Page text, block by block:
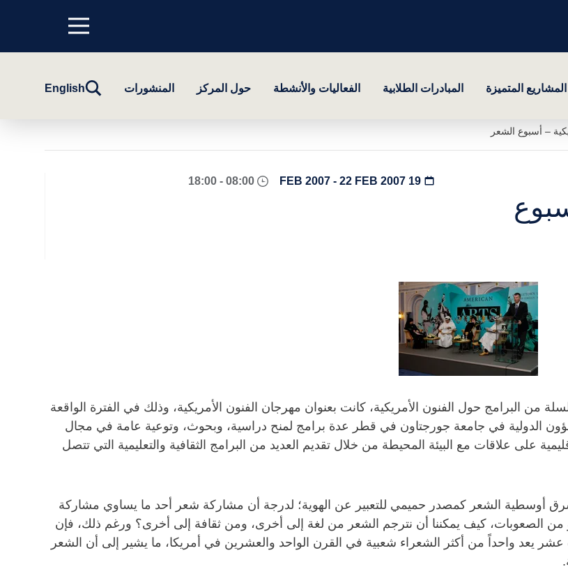
Menu
top
المشاريع المتميزة المبادرات الطلابية الفعاليات والأنشطة حول المركز المنشورات
تبديلEnglish
– أسبوع الشعر
من البرامج حول الفنون الأمريكية، كانت بعنوان مهرجان الفنون الأمريكية، وذلك في الفترة الواقعة
نفذ المركز في كلية الشؤون الدولية في جامعة جورجتاون في قطر عدة برامج لمنح دراسية، وبحوث، وتوعية عامة في مجال
على علاقات مع البيئة المحيطة من خلال تقديم العديد من البرامج الثقافية والتعليمية التي تتصل
أوسطية الشعر كمصدر حميمي للتعبير عن الهوية؛ لدرجة أن مشاركة شعر أحد ما يساوي مشاركة
الصعوبات، كيف يمكننا أن نترجم الشعر من لغة إلى أخرى، ومن ثقافة إلى أخرى؟ ورغم ذلك، فإن
يعد واحداً من أكثر الشعراء شعبية في القرن الواحد والعشرين في أمريكا، ما يشير إلى أن الشعر